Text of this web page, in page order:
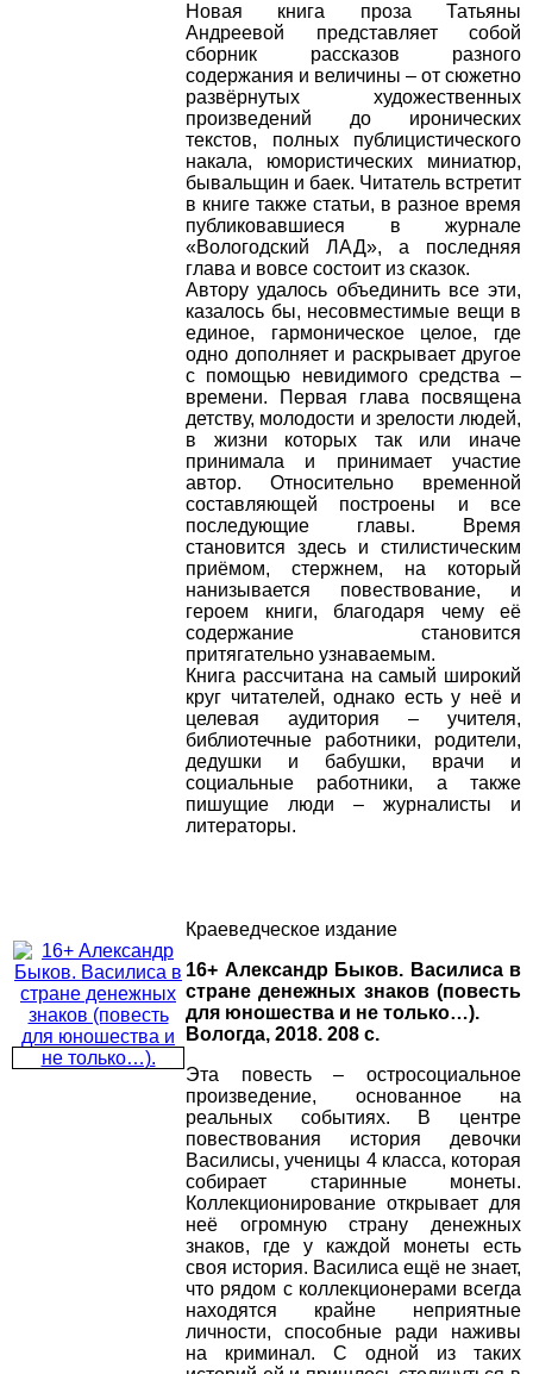
Новая книга проза Татьяны
Андреевой представляет собой
сборник рассказов разного
содержания и величины – от сюжетно
развёрнутых художественных
произведений до иронических
текстов, полных публицистического
накала, юмористических миниатюр,
бывальщин и баек. Читатель встретит
в книге также статьи, в разное время
публиковавшиеся в журнале
«Вологодский ЛАД», а последняя
глава и вовсе состоит из сказок.
Автору удалось объединить все эти,
казалось бы, несовместимые вещи в
единое, гармоническое целое, где
одно дополняет и раскрывает другое
с помощью невидимого средства –
времени. Первая глава посвящена
детству, молодости и зрелости людей,
в жизни которых так или иначе
принимала и принимает участие
автор. Относительно временной
составляющей построены и все
последующие главы. Время
становится здесь и стилистическим
приёмом, стержнем, на который
нанизывается повествование, и
героем книги, благодаря чему её
содержание становится
притягательно узнаваемым.
Книга рассчитана на самый широкий
круг читателей, однако есть у неё и
целевая аудитория – учителя,
библиотечные работники, родители,
дедушки и бабушки, врачи и
социальные работники, а также
пишущие люди – журналисты и
литераторы.
Краеведческое издание
16+ Александр Быков. Василиса в
стране денежных знаков (повесть
для юношества и не только…).
Вологда, 2018. 208 с.
Эта повесть – остросоциальное
произведение, основанное на
реальных событиях. В центре
повествования история девочки
Василисы, ученицы 4 класса, которая
собирает старинные монеты.
Коллекционирование открывает для
неё огромную страну денежных
знаков, где у каждой монеты есть
своя история. Василиса ещё не знает,
что рядом с коллекционерами всегда
находятся крайне неприятные
личности, способные ради наживы
на криминал. С одной из таких